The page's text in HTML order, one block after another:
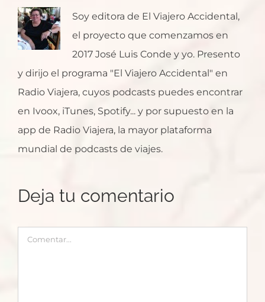
Soy editora de El Viajero Accidental,
el proyecto que comenzamos en
2017 José Luis Conde y yo. Presento
y dirijo el programa "El Viajero Accidental" en
Radio Viajera, cuyos podcasts puedes encontrar
en Ivoox, iTunes, Spotify... y por supuesto en la
app de Radio Viajera, la mayor plataforma
mundial de podcasts de viajes.
Deja tu comentario
Comentar